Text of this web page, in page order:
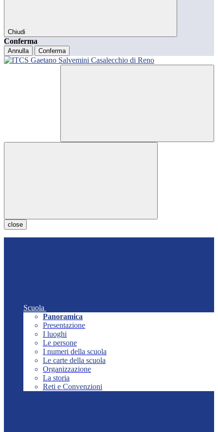
Chiudi
Conferma
Annulla Conferma
close
Scuola
Panoramica
Presentazione
I luoghi
Le persone
I numeri della scuola
Le carte della scuola
Organizzazione
La storia
Reti e Convenzioni